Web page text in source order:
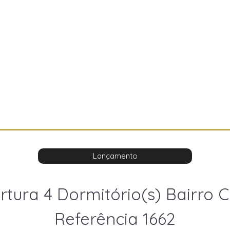
Lançamento
4 Dormitório(s) Bairro
Referência 1662